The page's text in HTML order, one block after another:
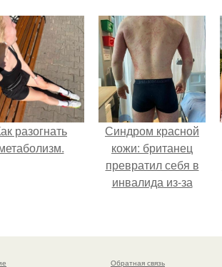
разогнать
Синдром красной
кожи: британец
превратил себя в
инвалида из-за
мази.
Обратная связь